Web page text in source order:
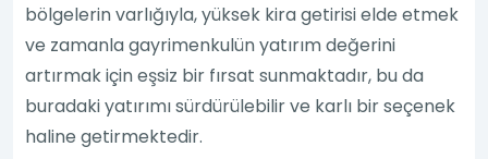
bölgelerin varlığıyla, yüksek kira getirisi elde etmek
ve zamanla gayrimenkulün yatırım değerini
artırmak için eşsiz bir fırsat sunmaktadır, bu da
buradaki yatırımı sürdürülebilir ve karlı bir seçenek
haline getirmektedir.